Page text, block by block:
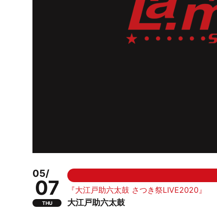
05/
07
THU
『大江戸助六太鼓 さつき祭LIVE2020』
大江戸助六太鼓